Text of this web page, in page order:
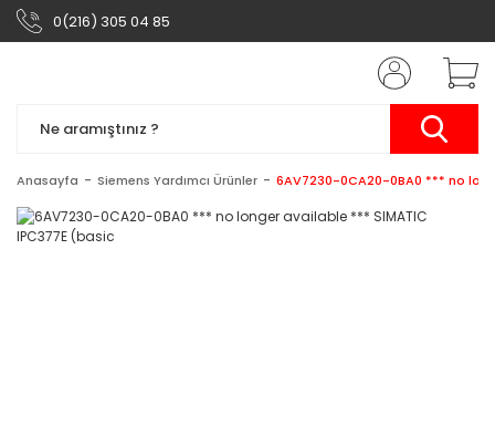
0(216) 305 04 85
Anasayfa Siemens Yardımcı Ürünler 6AV7230-0CA20-0BA0 *** no